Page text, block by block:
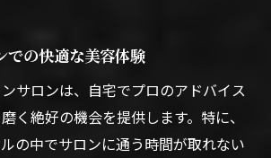
での快適な美容体験
サロンは、自宅でプロのアドバイス
く絶好の機会を提供します。特に、
の中でサロンに通う時間が取れない